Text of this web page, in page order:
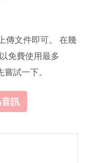
傳文件即可。 在幾
免費使用最多
試一下。
訊